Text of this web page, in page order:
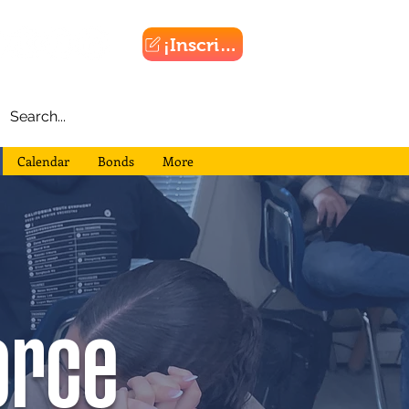
¡Inscribirse!
Calendar Bonds More